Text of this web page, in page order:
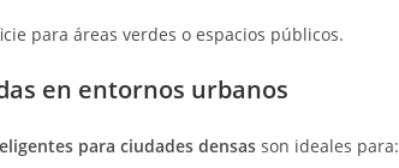
para áreas verdes o espacios públicos.
en entornos urbanos
para ciudades densas son ideales para: